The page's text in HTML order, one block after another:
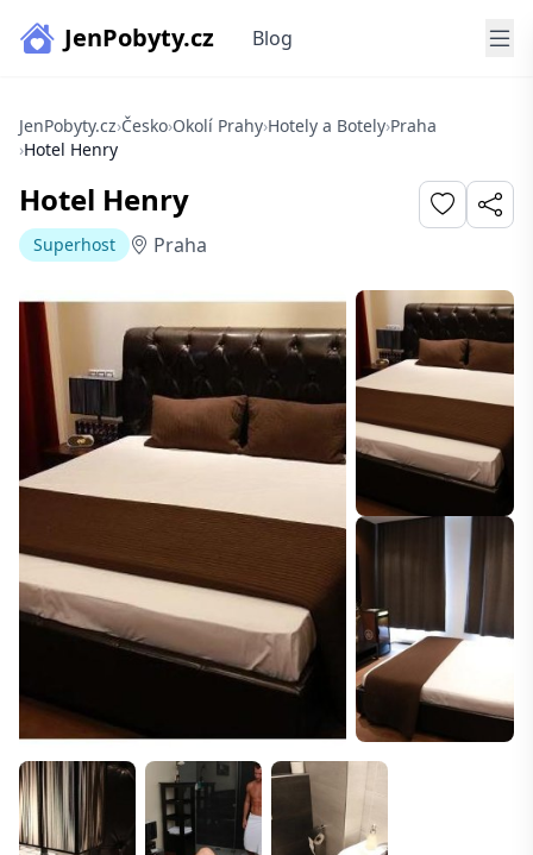
JenPobyty.cz Blog
JenPobyty.cz›Česko›Okolí Prahy›Hotely a Botely›Praha
›Hotel Henry
Hotel Henry
Superhost Praha